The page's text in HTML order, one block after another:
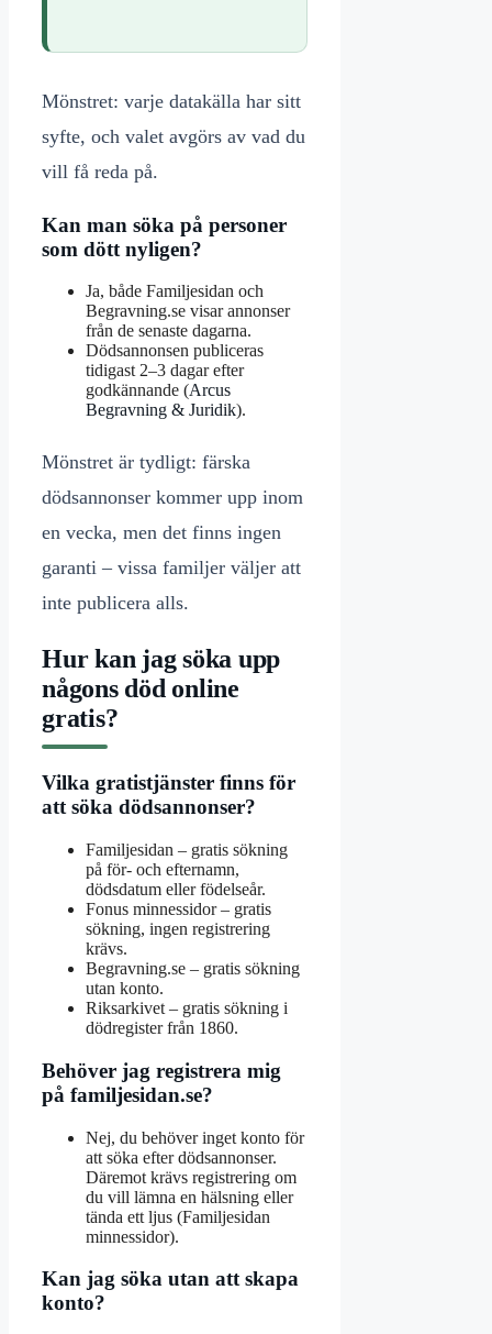
Mönstret: varje datakälla har sitt
syfte, och valet avgörs av vad du
vill få reda på.
Kan man söka på personer
som dött nyligen?
Ja, både Familjesidan och
Begravning.se visar annonser
från de senaste dagarna.
Dödsannonsen publiceras
tidigast 2–3 dagar efter
godkännande (Arcus
Begravning & Juridik).
Mönstret är tydligt: färska
dödsannonser kommer upp inom
en vecka, men det finns ingen
garanti – vissa familjer väljer att
inte publicera alls.
Hur kan jag söka upp
någons död online
gratis?
Vilka gratistjänster finns för
att söka dödsannonser?
Familjesidan – gratis sökning
på för- och efternamn,
dödsdatum eller födelseår.
Fonus minnessidor – gratis
sökning, ingen registrering
krävs.
Begravning.se – gratis sökning
utan konto.
Riksarkivet – gratis sökning i
dödregister från 1860.
Behöver jag registrera mig
på familjesidan.se?
Nej, du behöver inget konto för
att söka efter dödsannonser.
Däremot krävs registrering om
du vill lämna en hälsning eller
tända ett ljus (Familjesidan
minnessidor).
Kan jag söka utan att skapa
konto?